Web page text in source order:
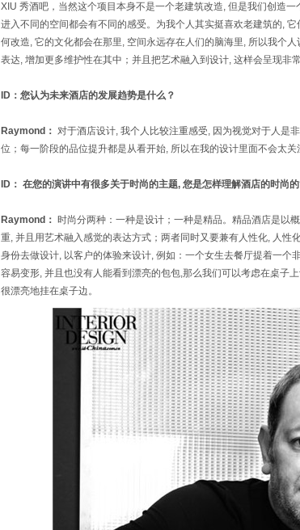
XIU 秀酒吧，当然这个项目本身不是一个老建筑改造, 但是我们创造
进入不同的空间都会有不同的感受。为我个人其实挺喜欢老建筑的,
何改造, 它的文化都会在那里, 空间永远存在人们的脑海里, 所以我个
表达, 增加更多维护性在其中；并且把艺术融入到设计, 这样会呈现非
ID：您认为未来酒店的发展趋势是什么？
Raymond： 对于酒店设计, 我个人比较注重感受, 因为视觉对于人是
位；每一阶段的品位提升都是从看开始, 所以在我的设计里面不会太关
ID： 在您的演讲中有很多关于时尚的主题, 您是怎样理解酒店的时尚
Raymond： 时尚分两种：一种是设计；一种是精品。精品酒店是以
重, 并且用艺术融入感觉的表达方式；两者同时又要兼有人性化, 人性
身份去做设计, 以客户的体验来设计, 例如：一个女生去餐厅提着一个
容易变形, 并且也没有人能看到漂亮的包包,那么我们可以考虑在桌子
很漂亮地挂在桌子边。